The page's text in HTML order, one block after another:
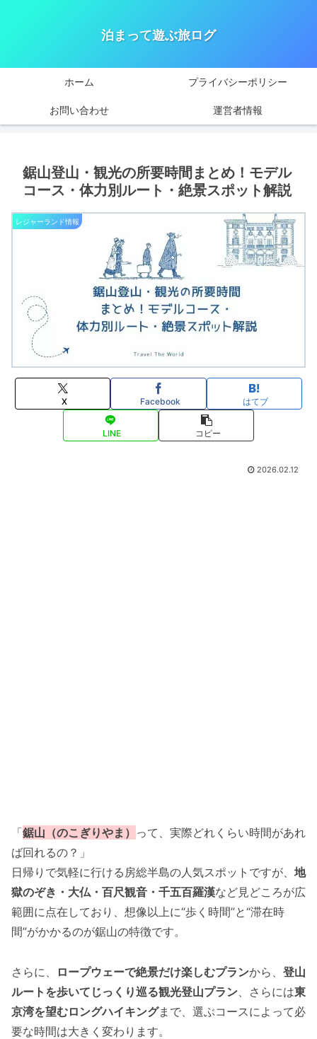
泊まって遊ぶ旅ログ
ホーム プライバシーポリシー
お問い合わせ 運営者情報
鋸山登山・観光の所要時間まとめ！モデル
コース・体力別ルート・絶景スポット解説
レジャーランド情報
X Facebook はてブ
LINE コピー
2026.02.12
「鋸山（のこぎりやま） って、実際どれくらい時間があれ
ば回れるの？」
日帰りで気軽に行ける房総半島の人気スポットですが、 地
獄のぞき・大仏・百尺観音・千五百羅漢など見どころが広
範囲に点在しており、想像以上に“歩く時間”と“滞在時
間”がかかるのが鋸山の特徴です。
さらに、 ロープウェーで絶景だけ楽しむプランから、 登山
ルートを歩いてじっくり巡る観光登山プラン 、さらには東
京湾を望むロングハイキングまで、選ぶコースによって必
要な時間は大きく変わります。